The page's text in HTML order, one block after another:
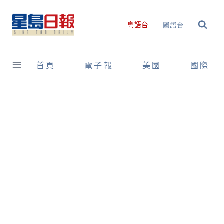
content
粵語台 國語台
首頁 電子報 美國 國際